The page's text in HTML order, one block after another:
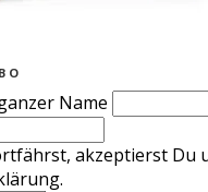
Name
akzeptierst Du